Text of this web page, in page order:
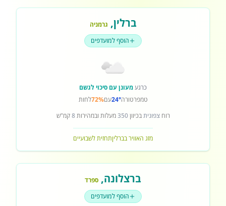
ברלין, גרמניה
הוסף למועדפים
כרגעמעונן עם סיכוי לגשם
טמפרטורה24°עם72%לחות
רוחצפוניתבכיוון350מעלות ובמהירות8קמ"ש
מזג האוויר בברליןתחזית לשבועיים
ברצלונה, ספרד
הוסף למועדפים